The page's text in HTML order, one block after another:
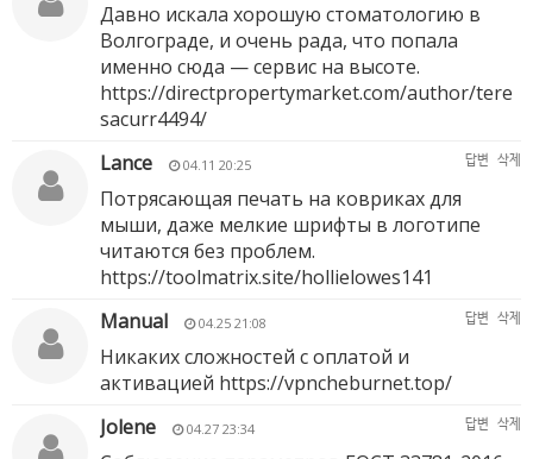
Давно искала хорошую стоматологию в
Волгограде, и очень рада, что попала
именно сюда — сервис на высоте.
https://directpropertymarket.com/author/tere
sacurr4494/
Lance
04.11 20:25 답변 삭제
Потрясающая печать на ковриках для
мыши, даже мелкие шрифты в логотипе
читаются без проблем.
https://toolmatrix.site/hollielowes141
Manual
04.25 21:08 답변 삭제
Никаких сложностей с оплатой и
активацией https://vpncheburnet.top/
Jolene
04.27 23:34 답변 삭제